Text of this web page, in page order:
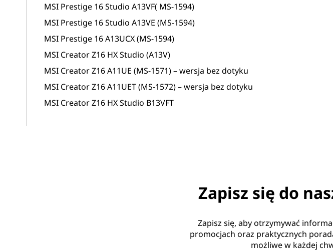
MSI Prestige 16 Studio A13VF( MS-1594)
MSI Prestige 16 Studio A13VE (MS-1594)
MSI Prestige 16 A13UCX (MS-1594)
MSI Creator Z16 HX Studio (A13V)
MSI Creator Z16 A11UE (MS-1571) – wersja bez dotyku
MSI Creator Z16 A11UET (MS-1572) – wersja bez dotyku
MSI Creator Z16 HX Studio B13VFT
Zapisz się do
Zapisz się, aby otrzymywać
promocjach oraz praktycznych
możliwe w każdej